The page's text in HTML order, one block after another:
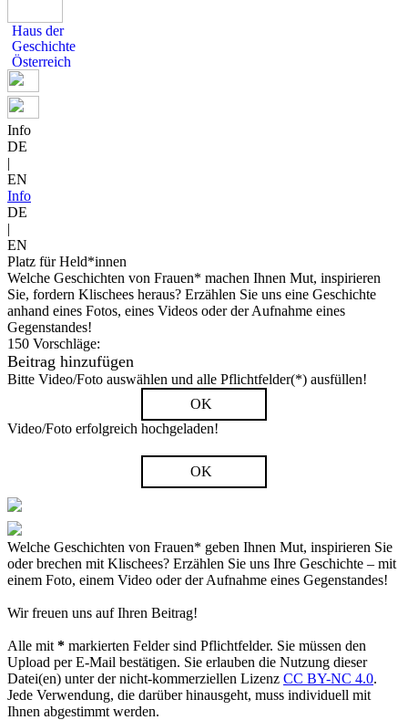
Haus der
Geschichte
Österreich
Info
DE
|
EN
Info
DE
|
EN
Platz für Held*innen
Welche Geschichten von Frauen* machen Ihnen Mut, inspirieren
Sie, fordern Klischees heraus? Erzählen Sie uns eine Geschichte
anhand eines Fotos, eines Videos oder der Aufnahme eines
Gegenstandes!
150 Vorschläge:
Beitrag hinzufügen
Bitte Video/Foto auswählen und alle Pflichtfelder(*) ausfüllen!
OK
Video/Foto erfolgreich hochgeladen!
OK
Welche Geschichten von Frauen* geben Ihnen Mut, inspirieren Sie
oder brechen mit Klischees? Erzählen Sie uns Ihre Geschichte – mit
einem Foto, einem Video oder der Aufnahme eines Gegenstandes!
Wir freuen uns auf Ihren Beitrag!
Alle mit * markierten Felder sind Pflichtfelder. Sie müssen den
Upload per E-Mail bestätigen. Sie erlauben die Nutzung dieser
Datei(en) unter der nicht-kommerziellen Lizenz CC BY-NC 4.0.
Jede Verwendung, die darüber hinausgeht, muss individuell mit
Ihnen abgestimmt werden.